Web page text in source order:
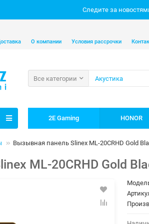
Следите за
О компании Условия рассрочки
Все категории
2E Gaming HONOR
Вызывная панель Slinex ML-20CRHD Gold
ML-20CRHD Gold